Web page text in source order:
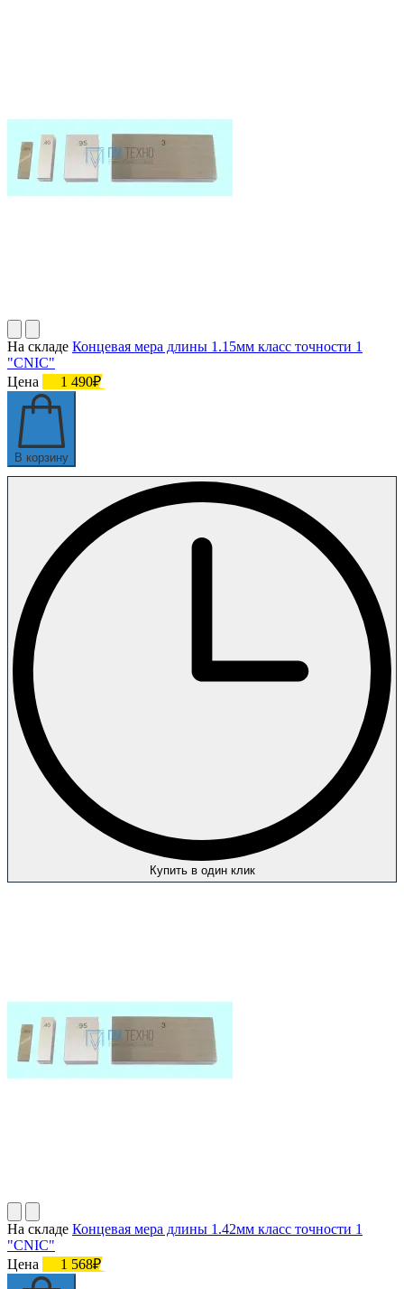
На складе Концевая мера длины 1.15мм класс точности 1
"CNIC"
Цена
1 490₽
В корзину
Купить в один клик
На складе Концевая мера длины 1.42мм класс точности 1
"CNIC"
Цена
1 568₽